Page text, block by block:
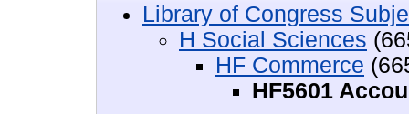
Library of Congress
H Social Sciences
HF Commerce
HF5601